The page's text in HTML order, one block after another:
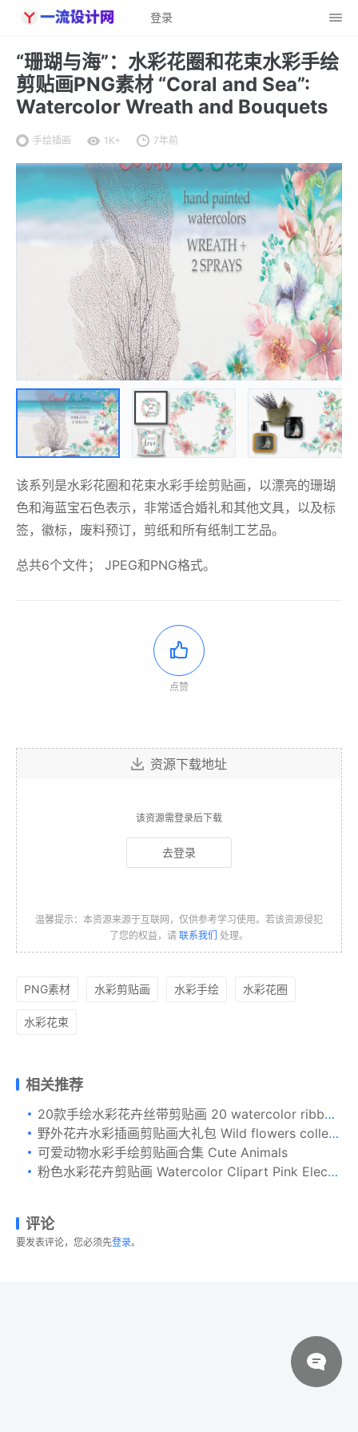
登录
“珊瑚与海”：水彩花圈和花束水彩手绘
剪贴画PNG素材 “Coral and Sea”:
Watercolor Wreath and Bouquets
手绘插画 1K+ 7年前
该系列是水彩花圈和花束水彩手绘剪贴画，以漂亮的珊瑚
色和海蓝宝石色表示，非常适合婚礼和其他文具，以及标
签，徽标，废料预订，剪纸和所有纸制工艺品。
总共6个文件； JPEG和PNG格式。
点赞
资源下载地址
该资源需登录后下载
去登录
温馨提示：本资源来源于互联网，仅供参考学习使用。若该资源侵犯
了您的权益，请 联系我们 处理。
PNG素材 水彩剪贴画 水彩手绘 水彩花圈
水彩花束
相关推荐
20款手绘水彩花卉丝带剪贴画 20 watercolor ribbons
野外花卉水彩插画剪贴画大礼包 Wild flowers collection 75 PNG
可爱动物水彩手绘剪贴画合集 Cute Animals
粉色水彩花卉剪贴画 Watercolor Clipart Pink Electric
评论
要发表评论，您必须先登录。